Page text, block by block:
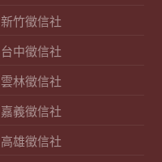
新竹徵信社
台中徵信社
雲林徵信社
嘉義徵信社
高雄徵信社